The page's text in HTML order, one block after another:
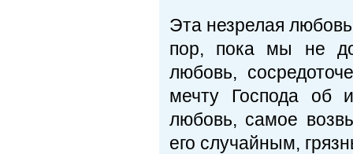
Эта незрелая
пор, пока мы не
любовь,
мечту Господа об
любовь, самое
его случайным,